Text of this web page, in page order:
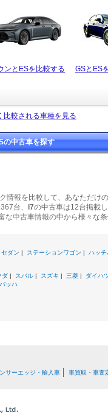
ンとESを比較する GSとES
比較される車種を見る
の中古車を探す
情報を比較して、あなただけ
台、 i7の中古車は12台掲載し
な中古車情報の中から様々な
セダン | ステーションワゴン | ハッチ
ダ | スバル | スズキ | 三菱 | ダイハ
ッハ
サーエッジ・輸入車 車買取・車査